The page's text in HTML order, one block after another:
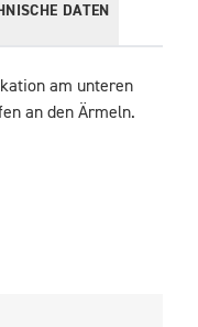
DATEN
am unteren
an den Ärmeln.